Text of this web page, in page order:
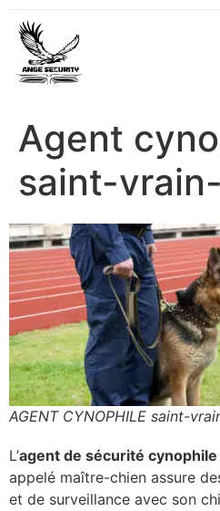
Agent
saint-
AGENT CYNOPHILE saint-
L’agent de sécurité
appelé maître-chien assure
et de surveillance avec son